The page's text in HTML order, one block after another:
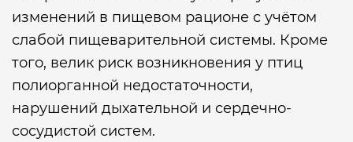
изменений в пищевом рационе с учётом
слабой пищеварительной системы. Кроме
того, велик риск возникновения у птиц
полиорганной недостаточности,
нарушений дыхательной и сердечно-
сосудистой систем.